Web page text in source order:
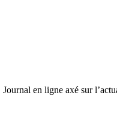
en ligne axé sur